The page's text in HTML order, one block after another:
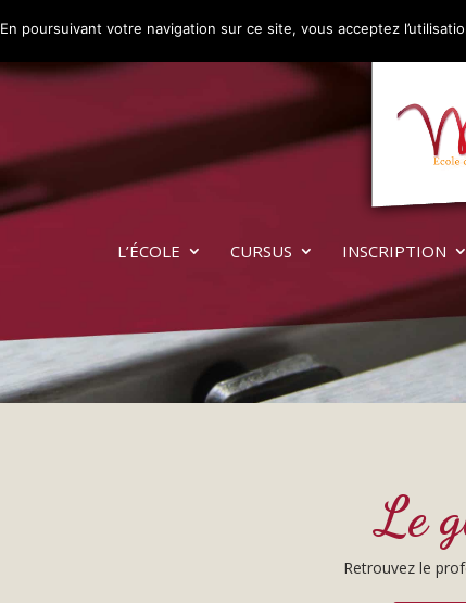
L’ÉCOLE CURSUS INSCRIPTION
Le
Retrouvez le
En poursuivant votre navigation sur ce site, vous acceptez